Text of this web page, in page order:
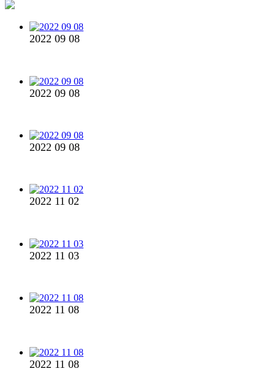
2022 09 08
2022 09 08
2022 09 08
2022 11 02
2022 11 03
2022 11 08
2022 11 08